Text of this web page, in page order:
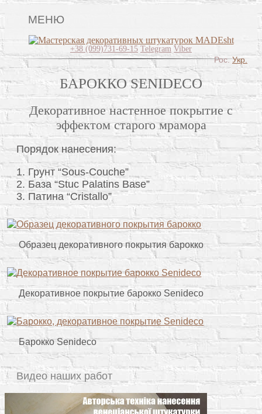
МЕНЮ
Главная
Виды штукатурок
Поклейка обоев
Lincrusta
Картины
Декоративные панно
Видео
Вопрос-ответ
О нас
Контакты
+38 (099)731-69-15 Telegram Viber
БАРОККО SENIDECO
Декоративное настенное покрытие с
эффектом старого мрамора
Порядок нанесения:
Грунт “Sous-Couche”
База “Stuc Palatins Base”
Патина “Cristallo”
Образец декоративного покрытия барокко
Декоративное покрытие барокко Senideco
Барокко Senideco
Видео наших работ
Рос.Укр.